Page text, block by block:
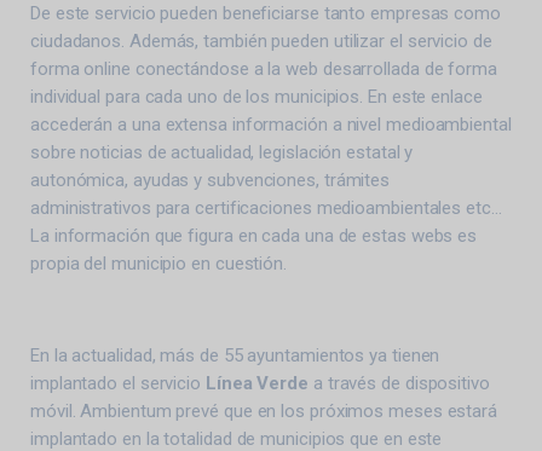
De este servicio pueden beneficiarse tanto empresas como
ciudadanos. Además, también pueden utilizar el servicio de
forma online conectándose a la web desarrollada de forma
individual para cada uno de los municipios. En este enlace
accederán a una extensa información a nivel medioambiental
sobre noticias de actualidad, legislación estatal y
autonómica, ayudas y subvenciones, trámites
administrativos para certificaciones medioambientales etc…
La información que figura en cada una de estas webs es
propia del municipio en cuestión.
En la actualidad, más de 55 ayuntamientos ya tienen
implantado el servicio Línea Verde a través de dispositivo
móvil. Ambientum prevé que en los próximos meses estará
implantado en la totalidad de municipios que en este